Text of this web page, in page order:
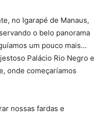
no Igarapé de Manaus,
o belo panorama
um pouco mais…
Palácio Rio Negro e
onde começaríamos
nossas fardas e